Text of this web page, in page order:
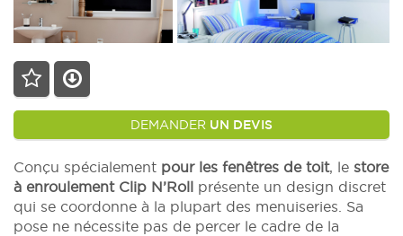
DEMANDER UN DEVIS
Conçu spécialement pour les fenêtres de toit, le store
à enroulement Clip N’Roll présente un design discret
qui se coordonne à la plupart des menuiseries. Sa
pose ne nécessite pas de percer le cadre de la